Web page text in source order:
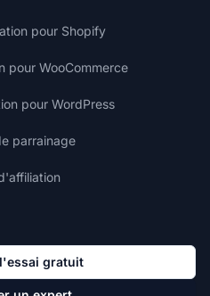
pour Shopify
pour WooCommerce
pour WordPress
parrainage
gratuit